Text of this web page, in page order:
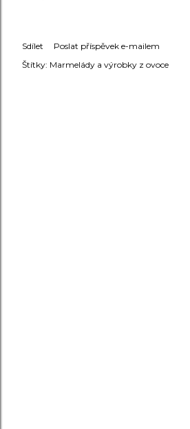
Sdílet
Poslat příspěvek e-mailem
Štítky: Marmelády a výrobky z ovoce